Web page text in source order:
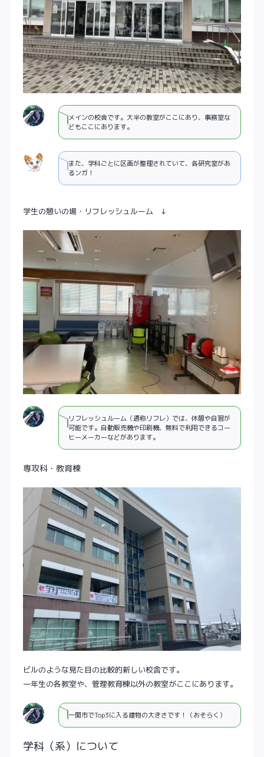
メインの校舎です。大半の教室がここにあり、事務室な
どもここにあります。
また、学科ごとに区画が整理されていて、各研究室があ
るンガ！
学生の憩いの場・リフレッシュルーム ↓
リフレッシュルーム（通称リフレ）では、休憩や自習が
可能です。自動販売機や印刷機、無料で利用できるコー
ヒーメーカーなどがあります。
専攻科・教育棟
ビルのような見た目の比較的新しい校舎です。
一年生の各教室や、管理教育棟以外の教室がここにあります。
一関市でTop3に入る建物の大きさです！（おそらく）
学科（系）について